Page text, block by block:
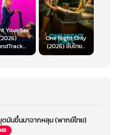
Your Sex
One Night Only
(2026) ซับไทย...
มันขึ้นมาจากหลุม (พากย์ไทย)
HD